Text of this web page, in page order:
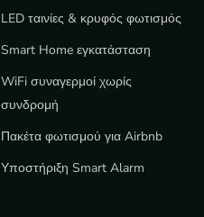
LED ταινίες & κρυφός φωτισμός
Smart Home εγκατάσταση
WiFi συναγερμοί χωρίς
συνδρομή
Πακέτα φωτισμού για Airbnb
Υποστήριξη Smart Alarm